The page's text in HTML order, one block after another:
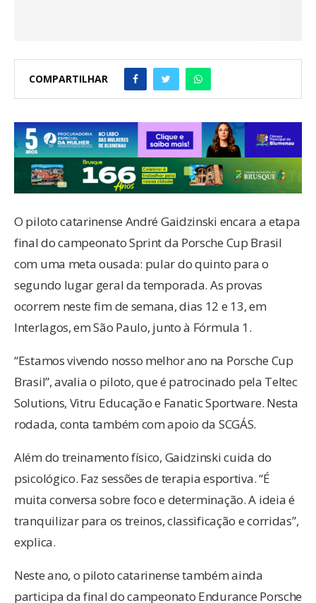
COMPARTILHAR
O piloto catarinense André Gaidzinski encara a etapa
final do campeonato Sprint da Porsche Cup Brasil
com uma meta ousada: pular do quinto para o
segundo lugar geral da temporada. As provas
ocorrem neste fim de semana, dias 12 e 13, em
Interlagos, em São Paulo, junto à Fórmula 1.
“Estamos vivendo nosso melhor ano na Porsche Cup
Brasil”, avalia o piloto, que é patrocinado pela Teltec
Solutions, Vitru Educação e Fanatic Sportware. Nesta
rodada, conta também com apoio da SCGÁS.
Além do treinamento físico, Gaidzinski cuida do
psicológico. Faz sessões de terapia esportiva. “É
muita conversa sobre foco e determinação. A ideia é
tranquilizar para os treinos, classificação e corridas”,
explica.
Neste ano, o piloto catarinense também ainda
participa da final do campeonato Endurance Porsche